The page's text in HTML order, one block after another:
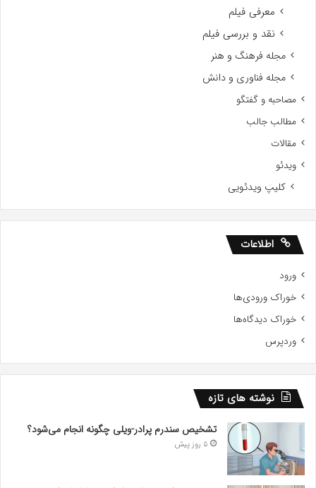
معرفی فیلم
نقد و بررسی فیلم
مجله فرهنگ و هنر
مجله فناوری و دانش
مصاحبه و گفتگو
مطالب جالب
مقالات
ویدئو
کلیپ ویدئویی
اطلاعات
ورود
خوراک ورودی‌ها
خوراک دیدگاه‌ها
وردپرس
نوشته های تازه
تشخیص سندرم پرادر-ویلی چگونه انجام می‌شود؟
5 روز پیش